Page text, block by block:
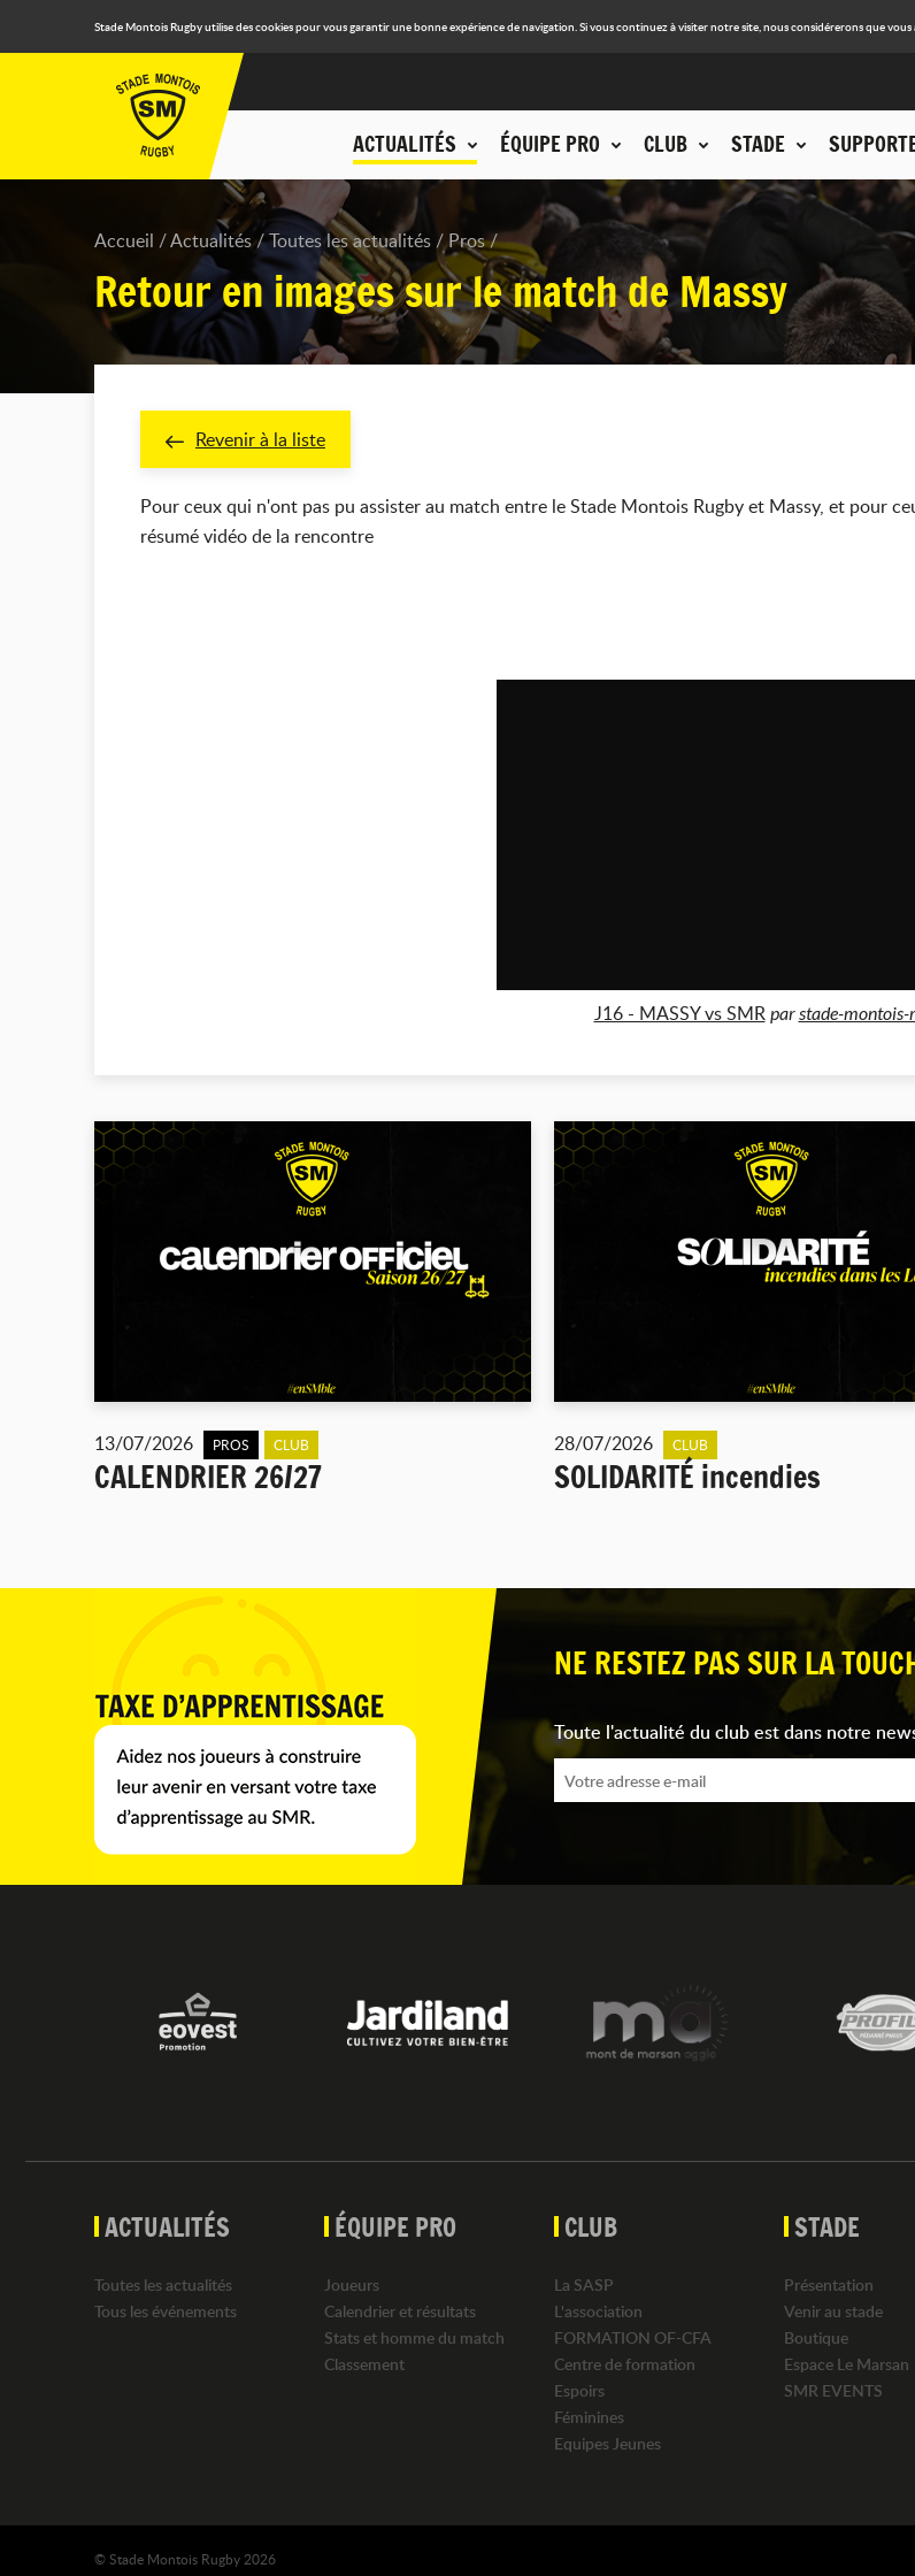
Stade Montois Rugby utilise des cookies pour vous garantir une bonne expérience de navigation. Si vous continuez à visiter notre site, nous considérerons que
ACTUALITÉS ÉQUIPE PRO CLUB STADE
Accueil Actualités Toutes les actualités Pros
Retour en images sur le match de Massy
Revenir à la liste
Pour ceux qui n'ont pas pu assister au match entre le Stade Montois Rugby et Massy, et pour
résumé vidéo de la rencontre
J16 - MASSY vs SMR parstade-montois-
13/07/2026 PROS CLUB
CALENDRIER 26/27
28/07/2026 CLUB
SOLIDARITÉ incendies
NE RESTEZ PAS SUR LA
Toute l'actualité du club est dans notre
ACTUALITÉS
Toutes les actualités
Tous les événements
ÉQUIPE PRO
Joueurs
Calendrier et résultats
Stats et homme du match
Classement
CLUB
La SASP
L'association
FORMATION OF-CFA
Centre de formation
Espoirs
Féminines
Equipes Jeunes
STADE
Présentation
Venir au stade
Boutique
Espace Le Marsan
SMR EVENTS
© Stade Montois Rugby 2026